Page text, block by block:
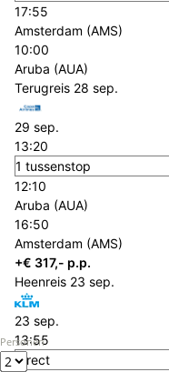
Personen
17:55
Amsterdam (AMS)
10:00
Aruba (AUA)
Terugreis 28 sep.
29 sep.
13:20
1 tussenstop
12:10
Aruba (AUA)
16:50
Amsterdam (AMS)
+€ 317,- p.p.
Heenreis 23 sep.
23 sep.
13:55
direct